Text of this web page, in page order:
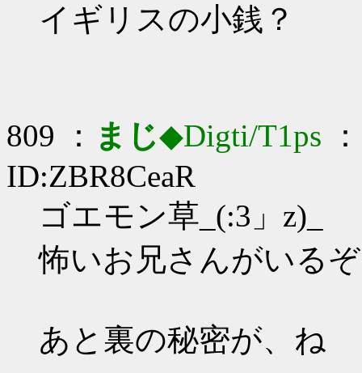
イギリスの小銭？
809 ： まじ◆Digti/T1ps
ID:ZBR8CeaR
ゴエモン草_(:3」z)_
怖いお兄さんがいるぞ
あと裏の秘密が、ね